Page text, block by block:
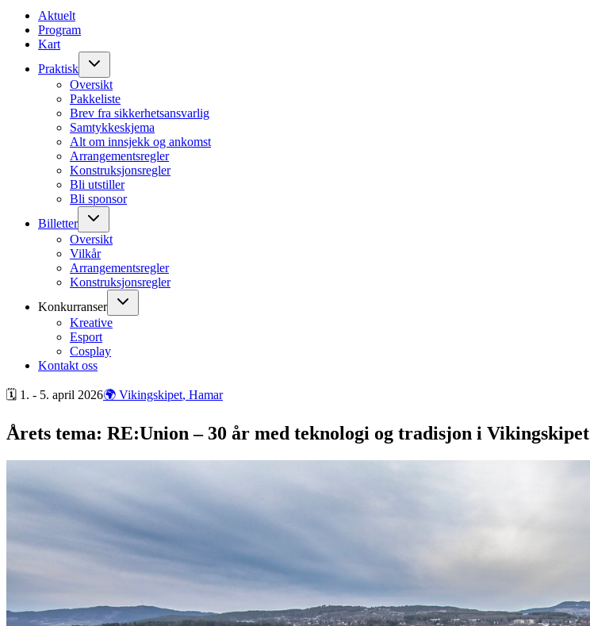
Aktuelt
Program
Kart
Praktisk
Oversikt
Pakkeliste
Brev fra sikkerhetsansvarlig
Samtykkeskjema
Alt om innsjekk og ankomst
Arrangementsregler
Konstruksjonsregler
Bli utstiller
Bli sponsor
Billetter
Oversikt
Vilkår
Arrangementsregler
Konstruksjonsregler
Konkurranser
Kreative
Esport
Cosplay
Kontakt oss
🗓 1. - 5. april 2026🌍 Vikingskipet, Hamar
Årets tema: RE:Union – 30 år med teknologi og tradisjon i Vikingskipet